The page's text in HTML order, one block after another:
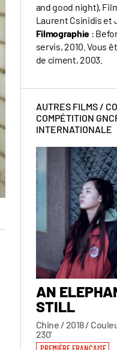
and good night),
Laurent Csinidis et
Filmographie :
servis, 2010. Vous
de ciment, 2003.
AUTRES FILMS /
COMPÉTITION
INTERNATIONALE
AN
STILL
Chine / 2018 /
230’